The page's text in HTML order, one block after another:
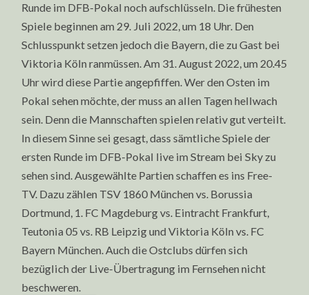
Runde im DFB-Pokal noch aufschlüsseln. Die frühesten
Spiele beginnen am 29. Juli 2022, um 18 Uhr. Den
Schlusspunkt setzen jedoch die Bayern, die zu Gast bei
Viktoria Köln ranmüssen. Am 31. August 2022, um 20.45
Uhr wird diese Partie angepfiffen. Wer den Osten im
Pokal sehen möchte, der muss an allen Tagen hellwach
sein. Denn die Mannschaften spielen relativ gut verteilt.
In diesem Sinne sei gesagt, dass sämtliche Spiele der
ersten Runde im DFB-Pokal live im Stream bei Sky zu
sehen sind. Ausgewählte Partien schaffen es ins Free-
TV. Dazu zählen TSV 1860 München vs. Borussia
Dortmund, 1. FC Magdeburg vs. Eintracht Frankfurt,
Teutonia 05 vs. RB Leipzig und Viktoria Köln vs. FC
Bayern München. Auch die Ostclubs dürfen sich
bezüglich der Live-Übertragung im Fernsehen nicht
beschweren.